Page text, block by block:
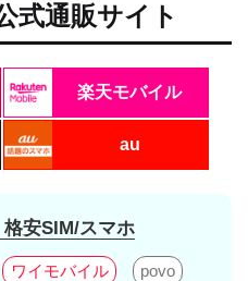
式通販サイト
楽天モバイル
au
安SIM/スマホ
ワイモバイル povo